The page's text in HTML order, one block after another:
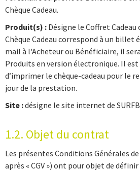
Chèque Cadeau.
Produit(s) : Désigne le Coffret Cadeau
Chèque Cadeau correspond à un billet
mail à l'Acheteur ou Bénéficiaire, il
Produits en version électronique. Il
d’imprimer le chèque-cadeau pour le
jour de la prestation.
Site :désigne le site internet de
1.2. Objet du contrat
Les présentes Conditions Générales
après « CGV ») ont pour objet de